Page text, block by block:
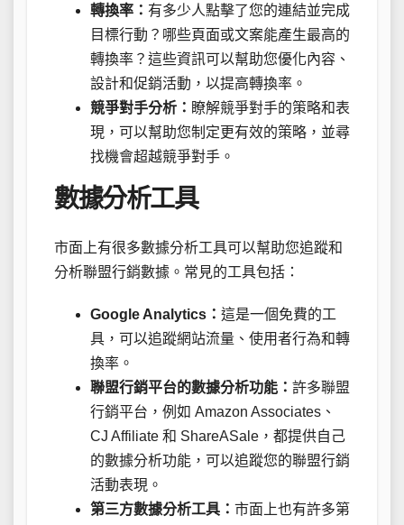
轉換率： 有多少人點擊了您的連結並完成
目標行動？哪些頁面或文案能產生最高的
轉換率？這些資訊可以幫助您優化內容、
設計和促銷活動，以提高轉換率。
競爭對手分析： 瞭解競爭對手的策略和表
現，可以幫助您制定更有效的策略，並尋
找機會超越競爭對手。
數據分析工具
市面上有很多數據分析工具可以幫助您追蹤和
分析聯盟行銷數據。常見的工具包括：
Google Analytics： 這是一個免費的工
具，可以追蹤網站流量、使用者行為和轉
換率。
聯盟行銷平台的數據分析功能： 許多聯盟
行銷平台，例如 Amazon Associates、
CJ Affiliate 和 ShareASale，都提供自己
的數據分析功能，可以追蹤您的聯盟行銷
活動表現。
第三方數據分析工具： 市面上也有許多第